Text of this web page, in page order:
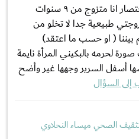
مرحبا راح احكي لكم قصتي باختصار انا متزوج من ٩ سنوات
طبيعية جدا لا تخلو من
( او حسب ما اعتقد)
لحرمه بالبكيني المرأة نايمة
أسفل السرير وجهها غير وأضح
إلى السؤال
الصحي ميساء النحلاوي